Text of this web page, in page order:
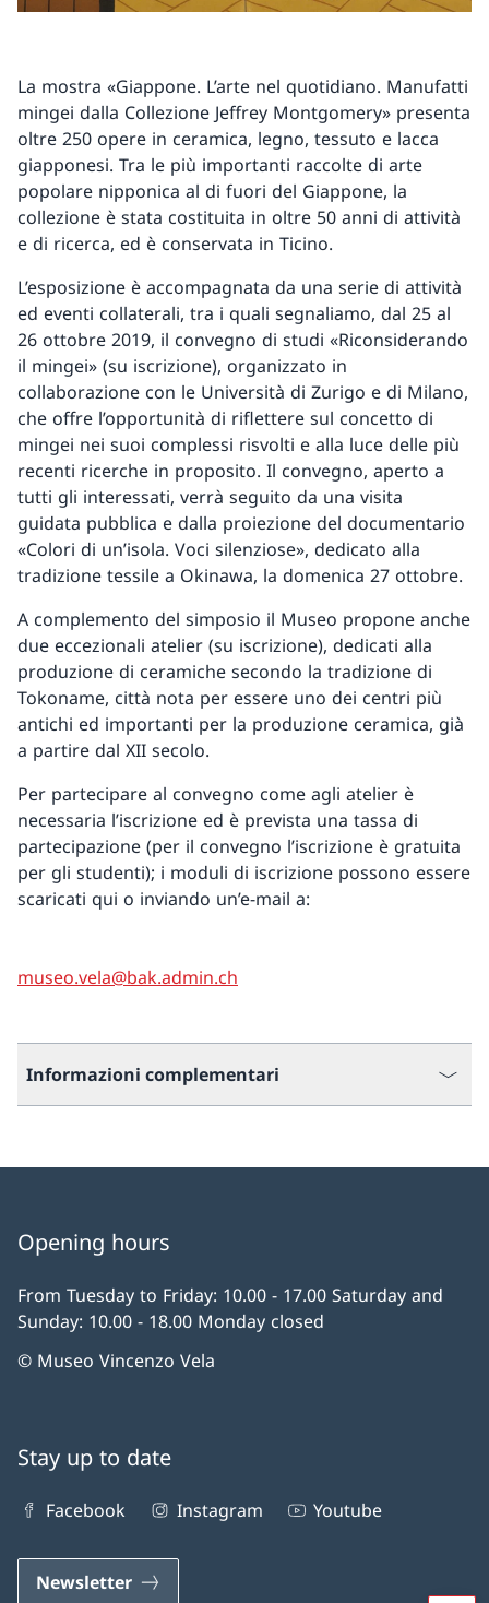
La mostra «Giappone. L’arte nel quotidiano. Manufatti
mingei dalla Collezione Jeffrey Montgomery» presenta
oltre 250 opere in ceramica, legno, tessuto e lacca
giapponesi. Tra le più importanti raccolte di arte
popolare nipponica al di fuori del Giappone, la
collezione è stata costituita in oltre 50 anni di attività
e di ricerca, ed è conservata in Ticino.
L’esposizione è accompagnata da una serie di attività
ed eventi collaterali, tra i quali segnaliamo, dal 25 al
26 ottobre 2019, il convegno di studi «Riconsiderando
il mingei» (su iscrizione), organizzato in
collaborazione con le Università di Zurigo e di Milano,
che offre l’opportunità di riflettere sul concetto di
mingei nei suoi complessi risvolti e alla luce delle più
recenti ricerche in proposito. Il convegno, aperto a
tutti gli interessati, verrà seguito da una visita
guidata pubblica e dalla proiezione del documentario
«Colori di un’isola. Voci silenziose», dedicato alla
tradizione tessile a Okinawa, la domenica 27 ottobre.
A complemento del simposio il Museo propone anche
due eccezionali atelier (su iscrizione), dedicati alla
produzione di ceramiche secondo la tradizione di
Tokoname, città nota per essere uno dei centri più
antichi ed importanti per la produzione ceramica, già
a partire dal XII secolo.
Per partecipare al convegno come agli atelier è
necessaria l’iscrizione ed è prevista una tassa di
partecipazione (per il convegno l’iscrizione è gratuita
per gli studenti); i moduli di iscrizione possono essere
scaricati qui o inviando un’e-mail a:
museo.vela@bak.admin.ch
Informazioni complementari
Opening hours
From Tuesday to Friday: 10.00 - 17.00 Saturday and
Sunday: 10.00 - 18.00 Monday closed
© Museo Vincenzo Vela
Stay up to date
Facebook Instagram Youtube
Newsletter